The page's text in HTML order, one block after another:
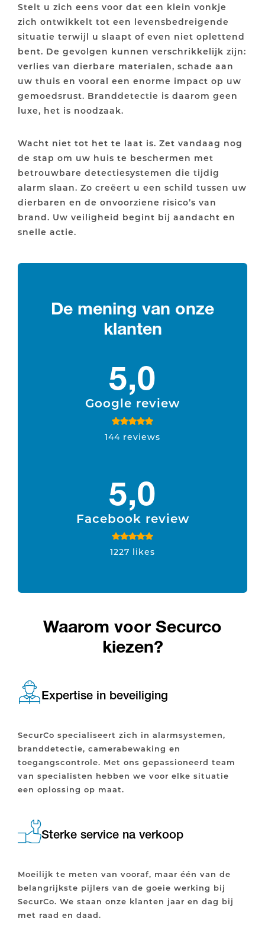
Stelt u zich eens voor dat een klein vonkje
zich ontwikkelt tot een levensbedreigende
situatie terwijl u slaapt of even niet oplettend
bent. De gevolgen kunnen verschrikkelijk zijn:
verlies van dierbare materialen, schade aan
uw thuis en vooral een enorme impact op uw
gemoedsrust. Branddetectie is daarom geen
luxe, het is noodzaak.
Wacht niet tot het te laat is. Zet vandaag nog
de stap om uw huis te beschermen met
betrouwbare detectiesystemen die tijdig
alarm slaan. Zo creëert u een schild tussen uw
dierbaren en de onvoorziene risico’s van
brand. Uw veiligheid begint bij aandacht en
snelle actie.
De mening van onze
klanten
5,0
Google review
144 reviews
5,0
Facebook review
1227 likes
Waarom voor Securco
kiezen?
Expertise in beveiliging
SecurCo specialiseert zich in alarmsystemen,
branddetectie, camerabewaking en
toegangscontrole. Met ons gepassioneerd team
van specialisten hebben we voor elke situatie
een oplossing op maat.
Sterke service na verkoop
Moeilijk te meten van vooraf, maar één van de
belangrijkste pijlers van de goeie werking bij
SecurCo. We staan onze klanten jaar en dag bij
met raad en daad.